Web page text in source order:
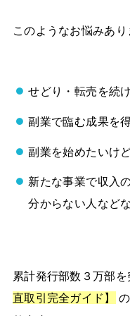
このようなお悩みあり
せどり・転売を続
副業で臨む成果を
副業を始めたいけ
新たな事業で収入
分からない人など
累計発行部数３万部を
直取引完全ガイド】